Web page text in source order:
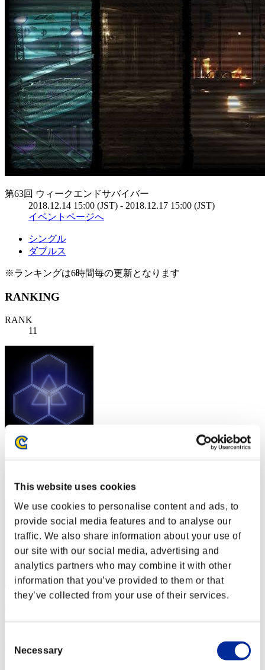
This website uses cookies
We use cookies to personalise content and ads, to
provide social media features and to analyse our
traffic. We also share information about your use of
our site with our social media, advertising and
analytics partners who may combine it with other
information that you’ve provided to them or that
they’ve collected from your use of their services.
Selection
Necessary
第63回 ウィークエンドサバイバー
2018.12.14 15:00 (JST) - 2018.12.17 15:00 (JST)
イベントページへ
シングル
ダブルス
※ランキングは6時間毎の更新となります
RANKING
RANK
11
スコア: -
12
RANK